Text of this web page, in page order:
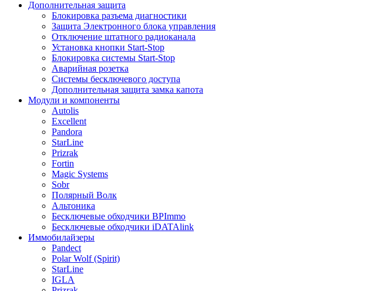
Дополнительная защита
Блокировка разъема диагностики
Защита Электронного блока управления
Отключение штатного радиоканала
Установка кнопки Start-Stop
Блокировка системы Start-Stop
Аварийная розетка
Системы бесключевого доступа
Дополнительная защита замка капота
Модули и компоненты
Autolis
Excellent
Pandora
StarLine
Prizrak
Fortin
Magic Systems
Sobr
Полярный Волк
Альтоника
Бесключевые обходчики BPImmo
Бесключевые обходчики iDATAlink
Иммобилайзеры
Pandect
Polar Wolf (Spirit)
StarLine
IGLA